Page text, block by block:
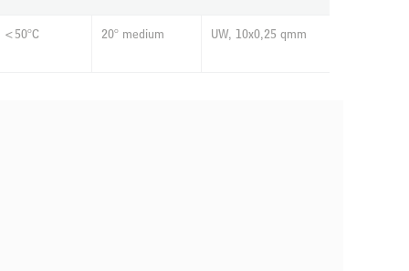
<50°C 20° medium UW, 10x0,25 qmm